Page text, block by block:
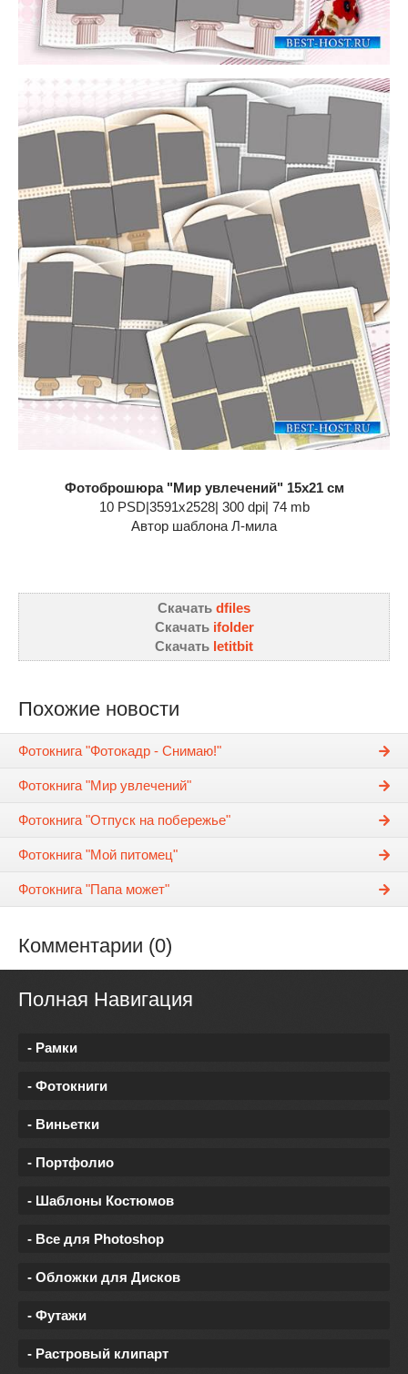
Фотоброшюра "Мир увлечений" 15х21 см
10 PSD|3591х2528| 300 dpi| 74 mb
Автор шаблона Л-мила
Скачать dfiles
Скачать ifolder
Скачать letitbit
Похожие новости
Фотокнига "Фотокадр - Снимаю!"
Фотокнига "Мир увлечений"
Фотокнига "Отпуск на побережье"
Фотокнига "Мой питомец"
Фотокнига "Папа может"
Комментарии (0)
Полная Навигация
- Рамки
- Фотокниги
- Виньетки
- Портфолио
- Шаблоны Костюмов
- Все для Photoshop
- Обложки для Дисков
- Футажи
- Растровый клипарт